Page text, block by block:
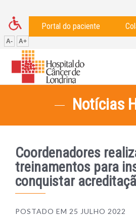
Portal do paciente
A- A+
Notícias
Coordenadores
treinamentos para
conquistar
POSTADO EM 25 JULHO 2022